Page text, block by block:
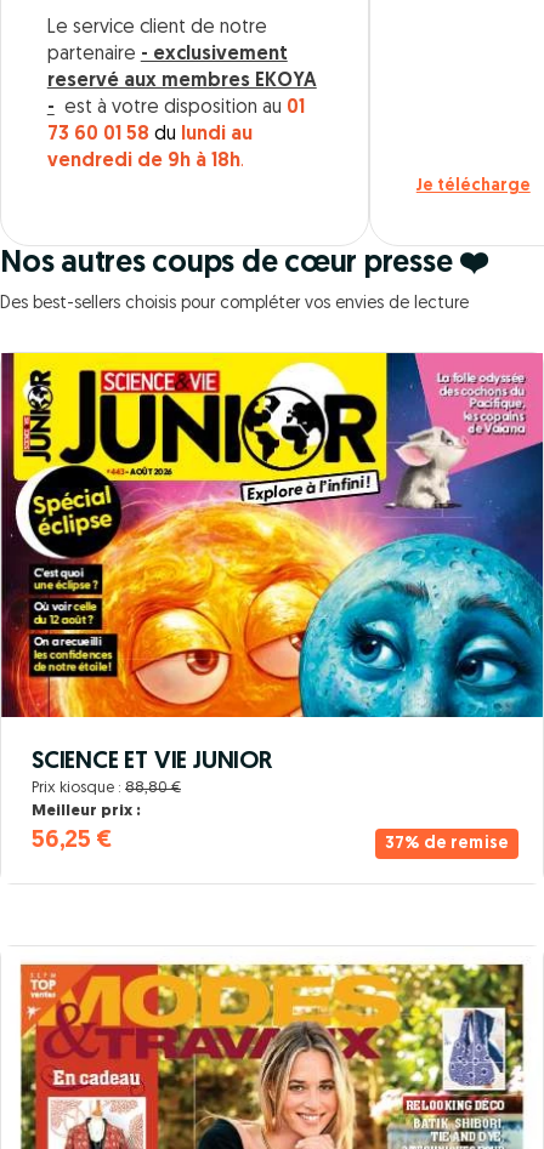
Le service client de notre
partenaire - exclusivement
reservé aux membres EKOYA
- est à votre disposition au 01
73 60 01 58 du
lundi au
vendredi de 9h à 18h.
Je télécharge
Nos autres coups de cœur presse ❤️
Des best-sellers choisis pour compléter vos envies de lecture
37% de remise
SCIENCE ET VIE JUNIOR
Prix kiosque : 88,80 €
Meilleur prix :
56,25 €